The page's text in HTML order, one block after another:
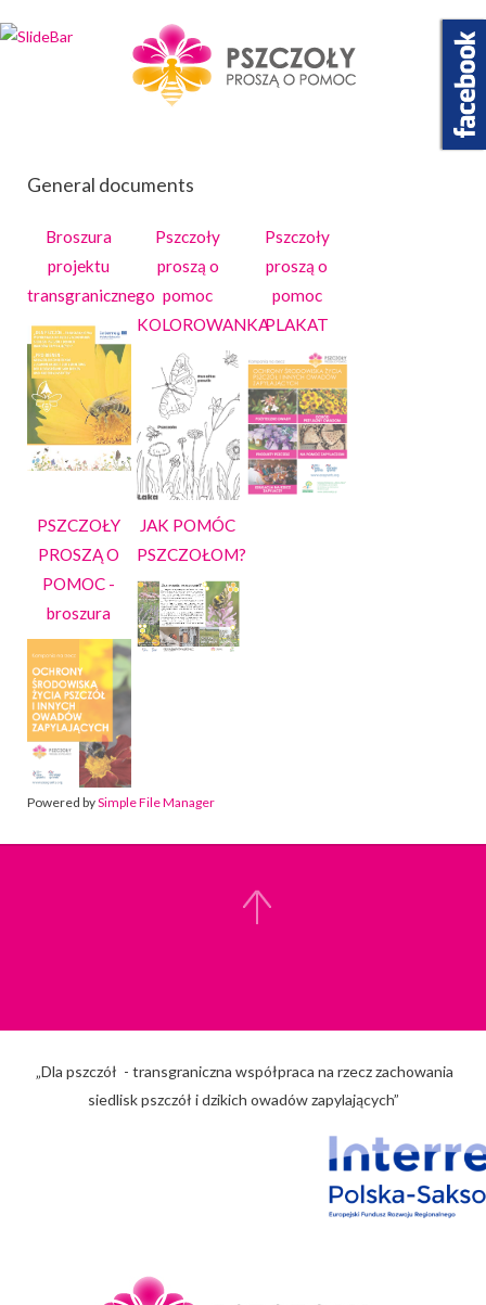
General documents
Broszura
projektu
transgranicznego
Pszczoły
proszą o
pomoc
KOLOROWANKA
Pszczoły
proszą o
pomoc
PLAKAT
PSZCZOŁY
PROSZĄ O
POMOC -
broszura
JAK POMÓC
PSZCZOŁOM?
Powered bySimple File Manager
„Dla pszczół - transgraniczna współpraca na rzecz zachowania
siedlisk pszczół i dzikich owadów zapylających”
Wybierz projekt
który Cię interesuje